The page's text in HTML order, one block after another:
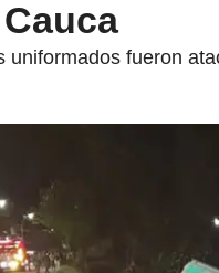
uniformados fueron